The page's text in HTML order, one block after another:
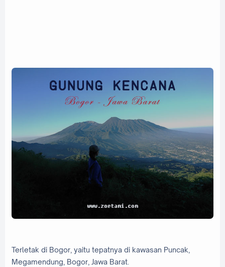
Terletak di Bogor, yaitu tepatnya di kawasan Puncak,
Megamendung, Bogor, Jawa Barat.